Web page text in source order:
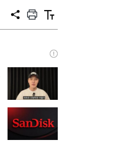
공
프
트
텍
트